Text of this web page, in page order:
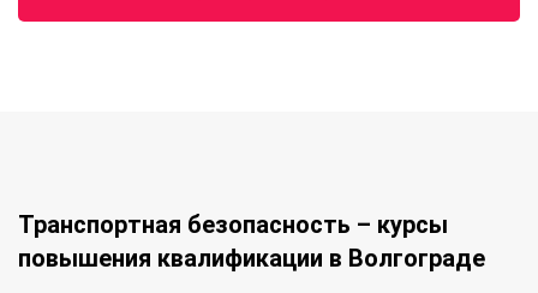
Транспортная безопасность – курсы
повышения квалификации в Волгограде